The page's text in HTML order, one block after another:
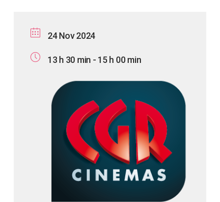
24 Nov 2024
13 h 30 min - 15 h 00 min